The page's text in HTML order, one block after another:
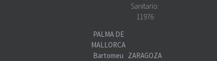
PALMA DE
MALLORCA
Bartomeu
Sanitario:
11976
ZARAGOZA